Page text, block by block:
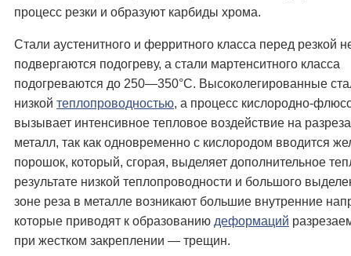
процесс резки и образуют карбиды хрома.
Стали аустенитного и ферритного класса перед резкой
подвергаются подогреву, а стали мартенситного класса
подогреваются до 250—350°С. Высоколегированные
низкой теплопроводностью, а процесс кислородно-
вызывает интенсивное тепловое воздействие на
металл, так как одновременно с кислородом вводится
порошок, который, сгорая, выделяет дополнительное
результате низкой теплопроводности и большого
зоне реза в металле возникают большие внутренние
которые приводят к образованию деформаций
при жестком закреплении — трещин.